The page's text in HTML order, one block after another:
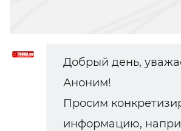
Добрый день,
Аноним!
Просим
информацию,